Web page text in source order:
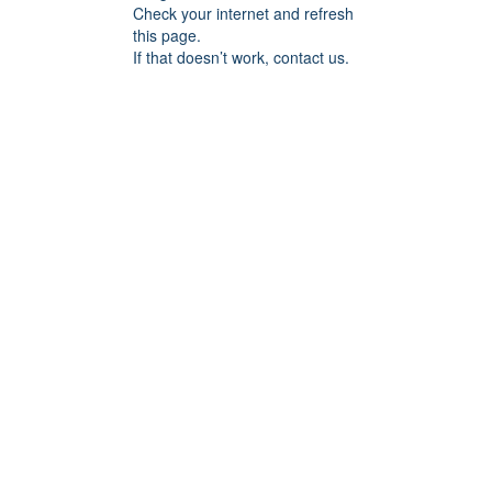
Check your internet and refresh
this page.
If that doesn’t work, contact us.